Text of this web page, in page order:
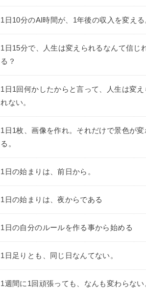
1日10分のAI時間が、1年後の収入を変える
1日15分で、人生は変えられるなんて信じ
る？
1日1回何かしたからと言って、人生は変え
れない。
1日1枚、画像を作れ。それだけで景色が変
る。
1日の始まりは、前日から。
1日の始まりは、夜からである
1日の自分のルールを作る事から始める
1日足りとも、同じ日なんてない。
1週間に1回頑張っても、なんも変わらない